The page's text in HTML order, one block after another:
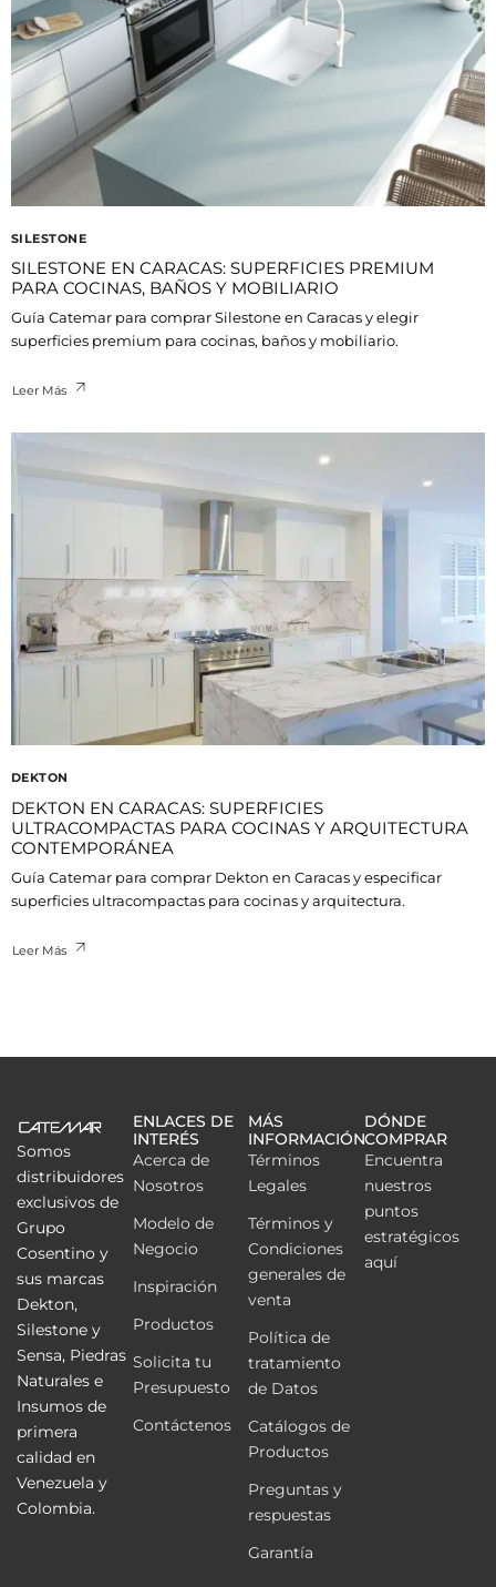
SILESTONE
SILESTONE EN CARACAS: SUPERFICIES PREMIUM
PARA COCINAS, BAÑOS Y MOBILIARIO
Guía Catemar para comprar Silestone en Caracas y elegir
superficies premium para cocinas, baños y mobiliario.
Leer Más
DEKTON
DEKTON EN CARACAS: SUPERFICIES
ULTRACOMPACTAS PARA COCINAS Y ARQUITECTURA
CONTEMPORÁNEA
Guía Catemar para comprar Dekton en Caracas y especificar
superficies ultracompactas para cocinas y arquitectura.
Leer Más
Somos
distribuidores
exclusivos de
Grupo
Cosentino y
sus marcas
Dekton,
Silestone y
Sensa, Piedras
Naturales e
Insumos de
primera
calidad en
Venezuela y
Colombia.
ENLACES DE
INTERÉS
Acerca de
Nosotros
Modelo de
Negocio
Inspiración
Productos
Solicita tu
Presupuesto
Contáctenos
MÁS
INFORMACIÓN
Términos
Legales
Términos y
Condiciones
generales de
venta
Política de
tratamiento
de Datos
Catálogos de
Productos
Preguntas y
respuestas
Garantía
DÓNDE
COMPRAR
Encuentra
nuestros
puntos
estratégicos
aquí